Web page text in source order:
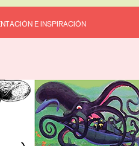
E INSPIRACIÓN